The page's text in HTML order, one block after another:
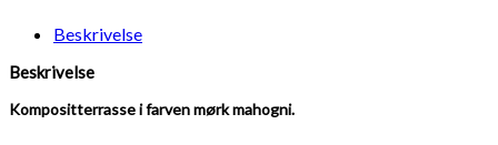
Beskrivelse
Beskrivelse
Kompositterrasse i farven mørk mahogni.